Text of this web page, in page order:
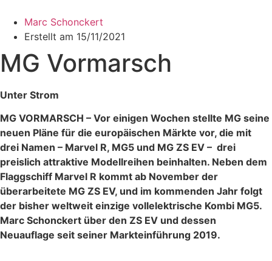
Inhalt
wechseln
Marc Schonckert
Erstellt am 15/11/2021
MG Vormarsch
Unter Strom
MG VORMARSCH – Vor einigen Wochen stellte MG seine
neuen Pläne für die europäischen Märkte vor, die mit
drei Namen – Marvel R, MG5 und MG ZS EV – drei
preislich attraktive Modellreihen beinhalten. Neben dem
Flaggschiff Marvel R kommt ab November der
überarbeitete MG ZS EV, und im kommenden Jahr folgt
der bisher weltweit einzige vollelektrische Kombi MG5.
Marc Schonckert über den ZS EV und dessen
Neuauflage seit seiner Markteinführung 2019.